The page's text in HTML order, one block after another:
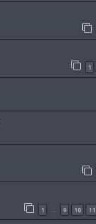
1
1 … 9 10 11